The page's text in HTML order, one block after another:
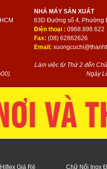
NHÀ MÁY SẢN XUẤT
63D Đường số 4, Phường
Điện thoại : 0968.898.622
Fax: (08) 62862626
Email:
Làm việc từ Thứ 2 đến
Ngày
Giá Rẻ
Chữ Nổi Inox